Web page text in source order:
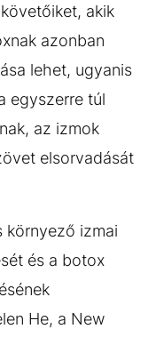
akik
azonban
lehet, ugyanis
egyszerre túl
az izmok
elsorvadását
környező izmai
és a botox
He, a New